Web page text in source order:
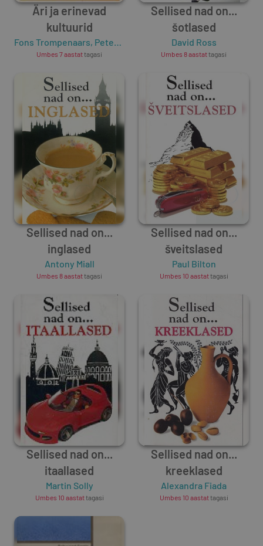
Äri ja erinevad
kultuurid
Fons Trompenaars, Peter Woolliams
Umbes 7 aastattagasi
Sellised nad on...
šotlased
David Ross
Umbes 8 aastattagasi
Sellised nad on...
inglased
Antony Miall
Umbes 8 aastattagasi
Sellised nad on...
šveitslased
Paul Bilton
Umbes 10 aastattagasi
Sellised nad on...
itaallased
Martin Solly
Umbes 10 aastattagasi
Sellised nad on...
kreeklased
Alexandra Fiada
Umbes 10 aastattagasi